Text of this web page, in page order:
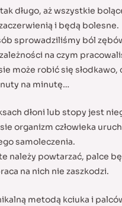
długo, aż wszystkie
i będą bolesne.
sprowadziliśmy ból
na czym
może robić się słodkawo,
na minutę…
dłoni lub stopy jest
organizm człowieka
samoleczenia.
należy powtarzać, palce
na nich nie zaszkodzi.
metodą kciuka i